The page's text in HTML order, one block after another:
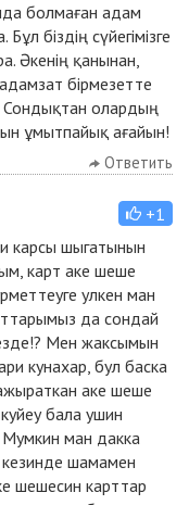
болмаған адам
біздің сүйегімізге
Әкенің қанынан,
бірмезетте
Сондықтан олардың
ұмытпайық ағайын!
Ответить
+1
карсы шыгатынын
карт аке шеше
улкен ман
да сондай
Мен жаксымын
кунахар, бул баска
аке шеше
бала ушин
Мумкин ман дакка
кезинде шамамен
шешесин карттар